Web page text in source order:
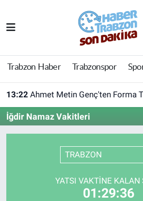
Trabzon Haber Trabzonspor
13:22 Ahmet Metin Genç'ten Forma Tartışmasına Yanıt!
İğdir Namaz Vakitleri
TRABZON
YATSI VAKTINE KALAN
01:29:36
Trabzon Haber
Trabzonspor
Karadeniz
Resmi Reklam
Perde Arkası
Trabzon Nöbetçi Eczaneler
Trabzon Hava Durumu
Trabzon Trafik Yoğunluk
Süper Lig Puan Durumu ve
Tüm Manşetler
Son Dakika Haberleri